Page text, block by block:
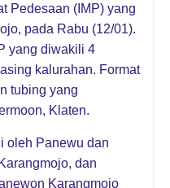
Pedesaan (IMP) yang
pada Rabu (12/01).
yang diwakili 4
kalurahan. Format
tubing yang
Klaten.
oleh Panewu dan
dan
Karangmojo